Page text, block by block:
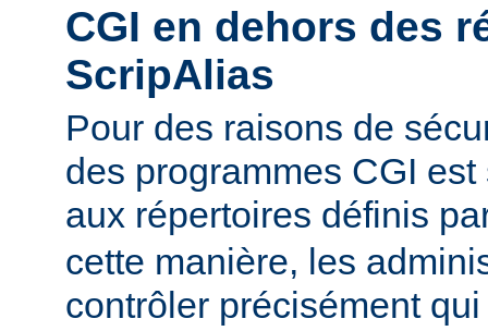
CGI en dehors des
ScripAlias
Pour des raisons de
des programmes CGI
aux répertoires définis
cette manière, les
contrôler précisément